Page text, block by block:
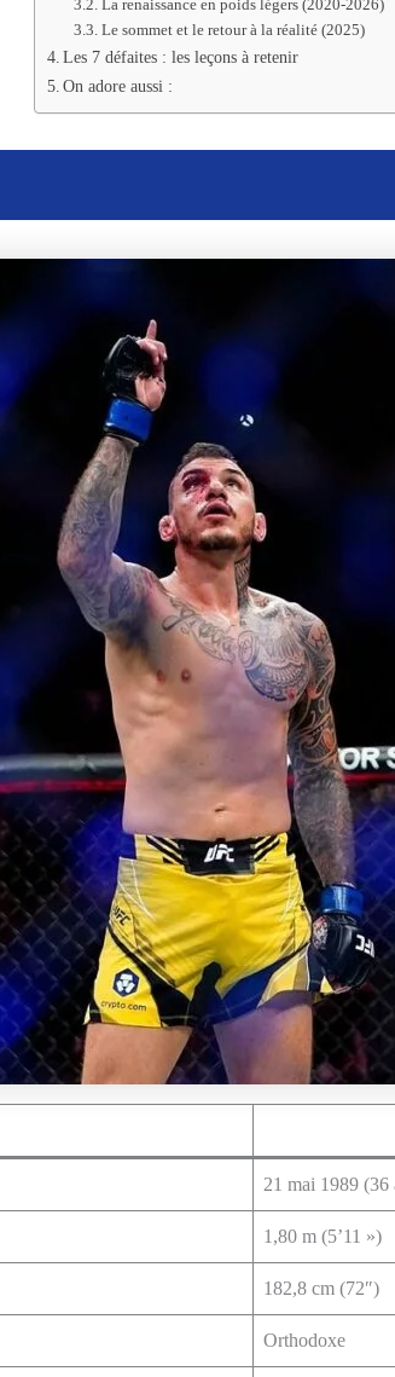
La renaissance en poids légers (2020-2026)
Le sommet et le retour à la réalité (2025)
Les 7 défaites : les leçons à retenir
On adore aussi :
21 mai 1989 (36
1,80 m (5’11 »)
182,8 cm (72″)
Orthodoxe